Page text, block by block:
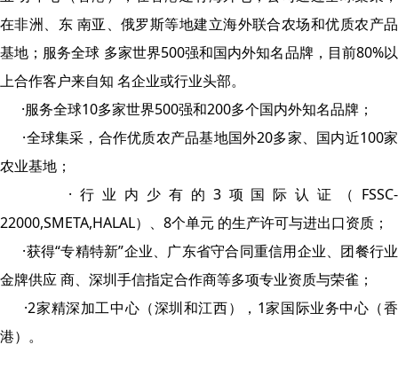
在非洲、东 南亚、俄罗斯等地建立海外联合农场和优质农产品
基地；服务全球 多家世界500强和国内外知名品牌，目前80%以
上合作客户来自知 名企业或行业头部。
·服务全球10多家世界500强和200多个国内外知名品牌；
·全球集采，合作优质农产品基地国外20多家、国内近100家
农业基地；
·行业内少有的3项国际认证（FSSC-
22000,SMETA,HALAL）、8个单元 的生产许可与进出口资质；
·获得“专精特新”企业、广东省守合同重信用企业、团餐行业
金牌供应 商、深圳手信指定合作商等多项专业资质与荣雀；
·2家精深加工中心（深圳和江西），1家国际业务中心（香
港）。